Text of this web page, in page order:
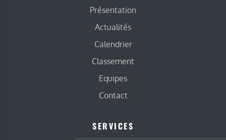
Présentation
Actualités
Calendrier
Classement
Equipes
Contact
SERVICES